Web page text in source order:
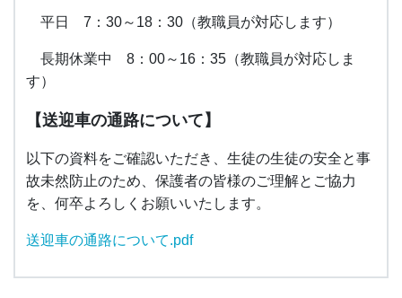
平日 7：30～18：30（教職員が対応します）
長期休業中 8：00～16：35（教職員が対応しま
す）
【送迎車の通路について】
以下の資料をご確認いただき、生徒の生徒の安全と事
故未然防止のため、保護者の皆様のご理解とご協力
を、何卒よろしくお願いいたします。
送迎車の通路について.pdf